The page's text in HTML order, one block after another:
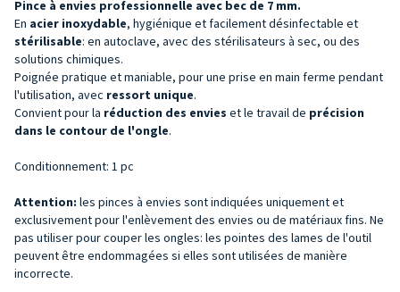
Pince à envies professionnelle avec bec de 7 mm.
En acier inoxydable, hygiénique et facilement désinfectable et
stérilisable: en autoclave, avec des stérilisateurs à sec, ou des
solutions chimiques.
Poignée pratique et maniable, pour une prise en main ferme pendant
l'utilisation, avec ressort unique.
Convient pour la réduction des envies et le travail de précision
dans le contour de l'ongle.
Conditionnement: 1 pc
Attention: les pinces à envies sont indiquées uniquement et
exclusivement pour l'enlèvement des envies ou de matériaux fins. Ne
pas utiliser pour couper les ongles: les pointes des lames de l'outil
peuvent être endommagées si elles sont utilisées de manière
incorrecte.